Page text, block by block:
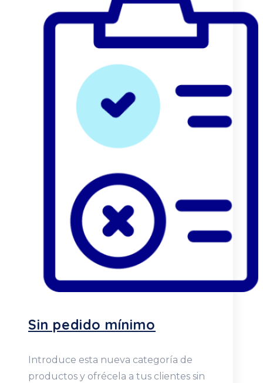
Sin pedido mínimo
Introduce esta nueva categoría de
productos y ofrécela a tus clientes sin